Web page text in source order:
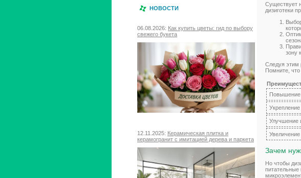
НОВОСТИ
06.08.2026: Как купить цветы: гид по выбору
свежего букета
12.11.2025: Керамическая плитка и
керамогранит с имитацией дерева и паркета
Существует
дизиготеки
зону
Следуя этим
Помните, что
Повышение
Улучшение
Зачем
Но чтобы
питательные